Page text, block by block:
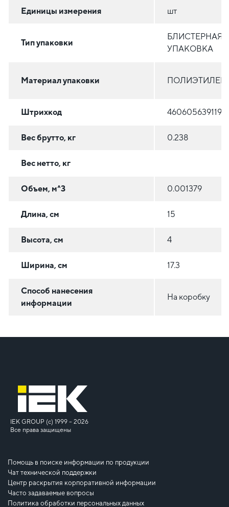
Единицы измерения шт
Тип упаковки
БЛИСТЕРНАЯ
УПАКОВКА
Материал упаковки ПОЛИЭТИЛЕН
Штрихкод 4606056391190
Вес брутто, кг 0.238
Вес нетто, кг
Объем, м^3 0.001379
Длина, см 15
Высота, см 4
Ширина, см 17.3
Способ нанесения
информации
На коробку
IEK GROUP (c) 1999 – 2026
Все права защищены
Помощь в поиске информации по продукции
Чат технической поддержки
Центр раскрытия корпоративной информации
Часто задаваемые вопросы
Политика обработки персональных данных